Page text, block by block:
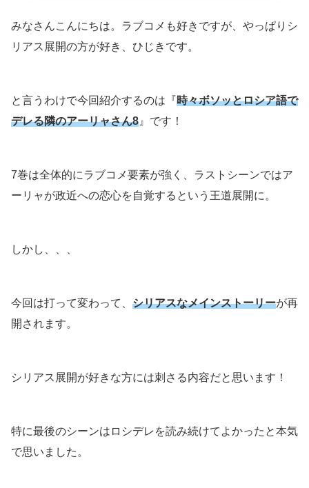
みなさんこんにちは。ラブコメも好きですが、やっぱりシ
リアス展開の方が好き、ひじきです。
と言うわけで今回紹介するのは『時々ボソッとロシア語で
デレる隣のアーリャさん8 』です！
7巻は全体的にラブコメ要素が強く、ラストシーンではア
ーリャが政近への恋心を自覚するという王道展開に。
しかし、、、
今回は打って変わって、 シリアスなメインストーリーが再
開されます。
シリアス展開が好きな方には刺さる内容だと思います！
特に最後のシーンはロシデレを読み続けてよかったと本気
で思いました。